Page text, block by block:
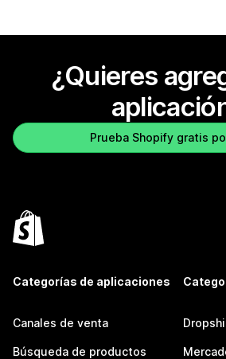
¿Quieres
Prueba Shopify gratis
Categorías de aplicaciones
Canales de venta
Búsqueda de productos